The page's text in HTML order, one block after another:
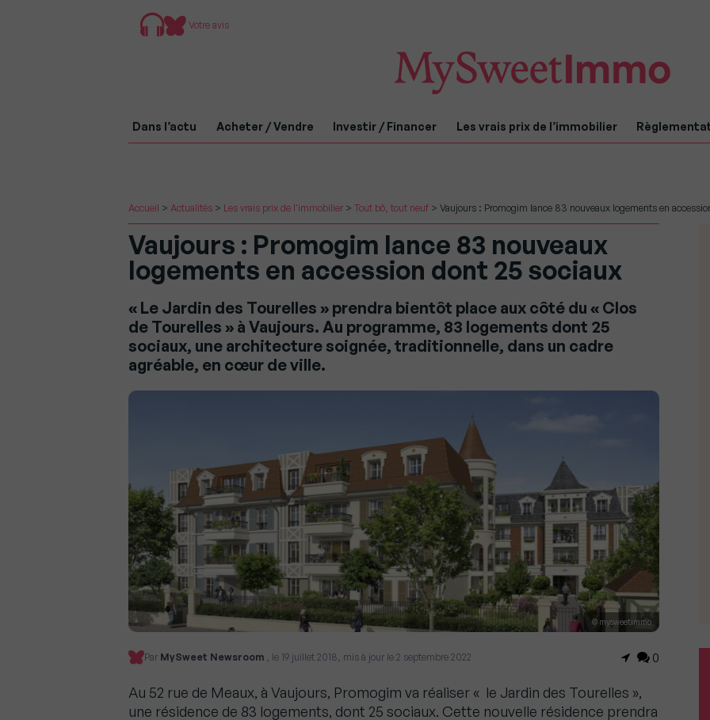
Votre avis
Dans l’actu Acheter / Vendre Investir / Financer Les vrais prix de l’immobilier
Accueil > Actualités > Les vrais prix de l'immobilier > Tout bô, tout neuf > Vaujours : Promogim lance 83 nouveaux logements en
Vaujours : Promogim lance 83 nouveaux
logements en accession dont 25 sociaux
« Le Jardin des Tourelles » prendra bientôt place aux côté du « Clos
de Tourelles » à Vaujours. Au programme, 83 logements dont 25
sociaux, une architecture soignée, traditionnelle, dans un cadre
agréable, en cœur de ville.
© mysweetimmo
Par MySweet Newsroom , le 19 juillet 2018, mis à jour le 2 septembre 2022 0
Au 52 rue de Meaux, à Vaujours, Promogim va réaliser « le Jardin des Tourelles »,
une résidence de 83 logements, dont 25 sociaux. Cette nouvelle résidence prendra